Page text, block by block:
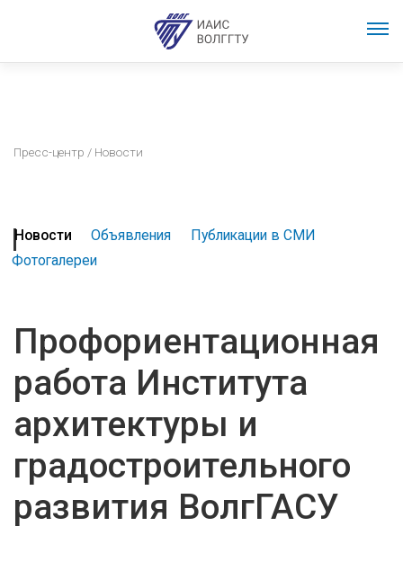
Пресс-центр / Новости
Новости Объявления
Публикации в СМИ
Фотогалереи
Профориентационная
работа Института
архитектуры и
градостроительного
развития ВолгГАСУ